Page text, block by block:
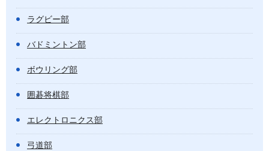
ラグビー部
バドミントン部
ボウリング部
囲碁将棋部
エレクトロニクス部
弓道部